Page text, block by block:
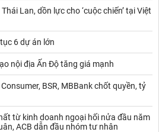
Lan, dồn lực cho ‘cuộc chiến’ tại Việt
6 dự án lớn
nội địa Ấn Độ tăng giá mạnh
BSR, MBBank chốt quyền, tỷ
từ kinh doanh ngoại hối nửa đầu năm
ACB dẫn đầu nhóm tư nhân